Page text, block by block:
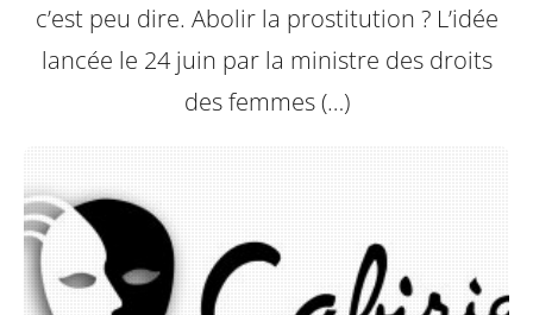
c’est peu dire. Abolir la prostitution ? L’idée
lancée le 24 juin par la ministre des droits
des femmes (…)